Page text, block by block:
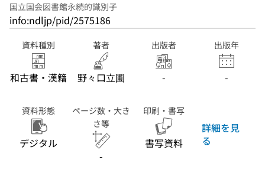
国立国会図書館永続的識別子
info:ndljp/pid/2575186
資料種別
和古書・漢籍
著者
野々口立圃
出版者
-
出版年
-
資料形態
デジタル
ページ数・大き
さ等
-
印刷・書写
書写資料
詳細を見
る